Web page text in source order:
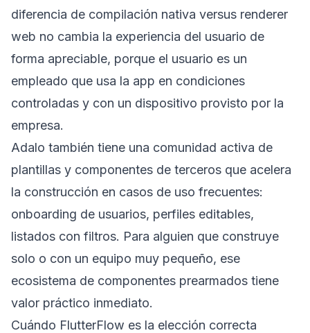
diferencia de compilación nativa versus renderer
web no cambia la experiencia del usuario de
forma apreciable, porque el usuario es un
empleado que usa la app en condiciones
controladas y con un dispositivo provisto por la
empresa.
Adalo también tiene una comunidad activa de
plantillas y componentes de terceros que acelera
la construcción en casos de uso frecuentes:
onboarding de usuarios, perfiles editables,
listados con filtros. Para alguien que construye
solo o con un equipo muy pequeño, ese
ecosistema de componentes prearmados tiene
valor práctico inmediato.
Cuándo FlutterFlow es la elección correcta